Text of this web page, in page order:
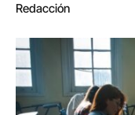
Redacción